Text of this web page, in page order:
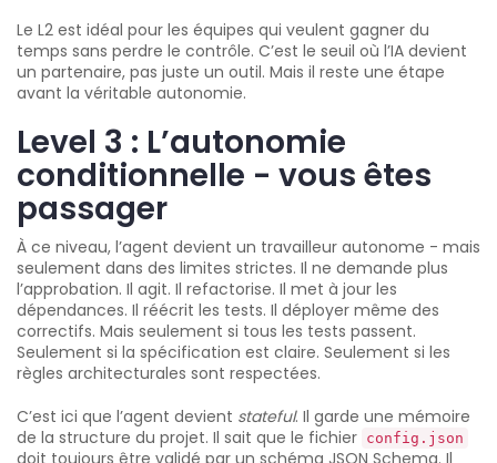
Le L2 est idéal pour les équipes qui veulent gagner du
temps sans perdre le contrôle. C’est le seuil où l’IA devient
un partenaire, pas juste un outil. Mais il reste une étape
avant la véritable autonomie.
Level 3 : L’autonomie
conditionnelle - vous êtes
passager
À ce niveau, l’agent devient un travailleur autonome - mais
seulement dans des limites strictes. Il ne demande plus
l’approbation. Il agit. Il refactorise. Il met à jour les
dépendances. Il réécrit les tests. Il déployer même des
correctifs. Mais seulement si tous les tests passent.
Seulement si la spécification est claire. Seulement si les
règles architecturales sont respectées.
C’est ici que l’agent devient stateful. Il garde une mémoire
de la structure du projet. Il sait que le fichier config.json